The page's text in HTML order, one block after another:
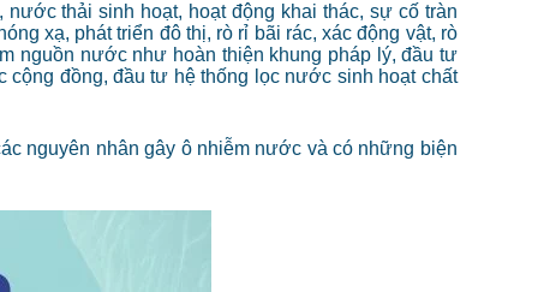
thải sinh hoạt, hoạt động khai thác, sự cố tràn
xạ, phát triển đô thị, rò rỉ bãi rác, xác động vật, rò
nguồn nước như hoàn thiện khung pháp lý, đầu tư
cộng đồng, đầu tư hệ thống lọc nước sinh hoạt chất
nguyên nhân gây ô nhiễm nước và có những biện